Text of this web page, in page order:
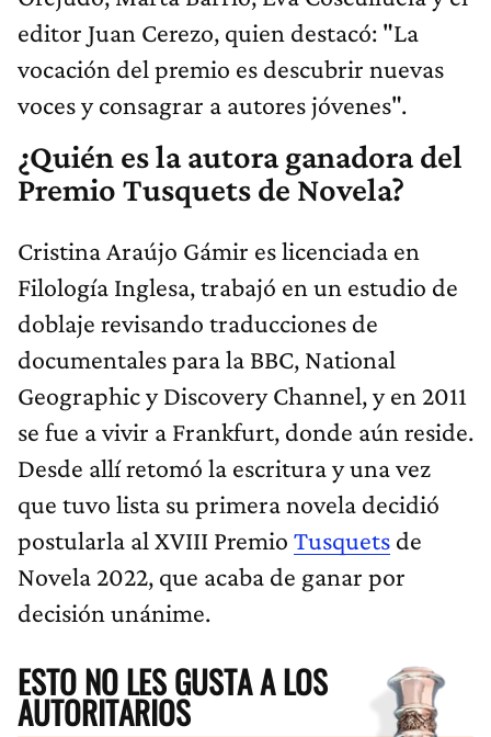
editor Juan Cerezo, quien destacó: "La
vocación del premio es descubrir nuevas
voces y consagrar a autores jóvenes".
¿Quién es la autora ganadora del
Premio Tusquets de Novela?
Cristina Araújo Gámir es licenciada en
Filología Inglesa, trabajó en un estudio de
doblaje revisando traducciones de
documentales para la BBC, National
Geographic y Discovery Channel, y en 2011
se fue a vivir a Frankfurt, donde aún reside.
Desde allí retomó la escritura y una vez
que tuvo lista su primera novela decidió
postularla al XVIII Premio Tusquets de
Novela 2022, que acaba de ganar por
decisión unánime.
ESTO NO LES GUSTA A LOS
AUTORITARIOS